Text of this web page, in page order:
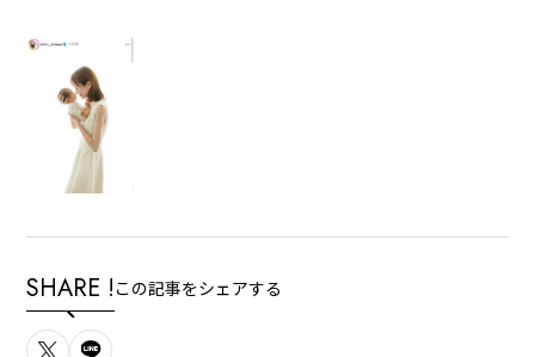
SHARE ! この記事をシェアする